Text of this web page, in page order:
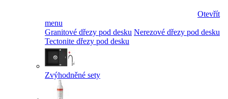
Otevřít
menu
Granitové dřezy pod desku Nerezové dřezy pod desku
Tectonite dřezy pod desku
Zvýhodněné sety